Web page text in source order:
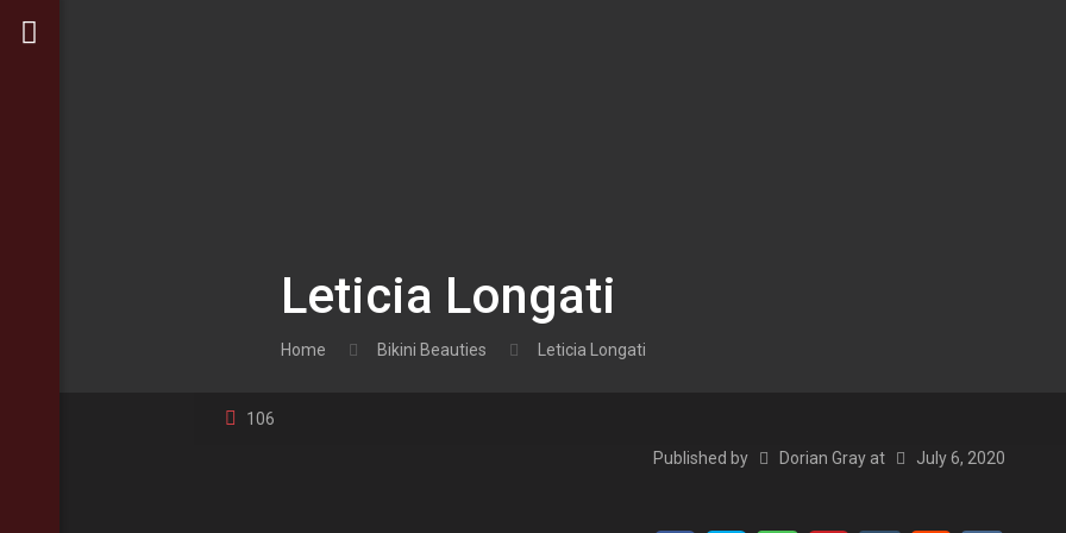
Leticia Longati
Home Bikini Beauties Leticia Longati
106
Published by Dorian Gray at July 6, 2020